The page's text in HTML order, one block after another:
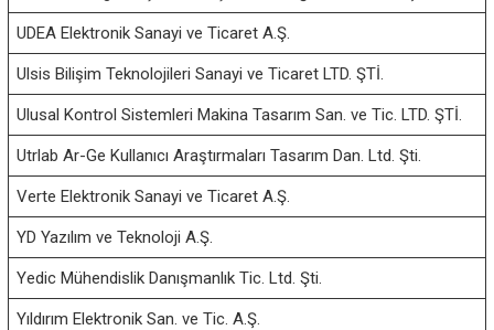
UDEA Elektronik Sanayi ve Ticaret A.Ş.
Ulsis Bilişim Teknolojileri Sanayi ve Ticaret LTD. ŞTİ.
Ulusal Kontrol Sistemleri Makina Tasarım San. ve Tic. LTD. ŞTİ.
Utrlab Ar-Ge Kullanıcı Araştırmaları Tasarım Dan. Ltd. Şti.
Verte Elektronik Sanayi ve Ticaret A.Ş.
YD Yazılım ve Teknoloji A.Ş.
Yedic Mühendislik Danışmanlık Tic. Ltd. Şti.
Yıldırım Elektronik San. ve Tic. A.Ş.